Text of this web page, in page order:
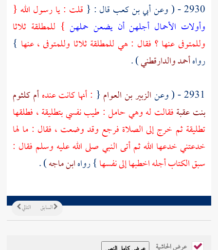
2930 - ( وعن
أبي بن كعب قال : { قلت : يا رسول الله {
وأولات الأحمال أجلهن أن يضعن حملهن } للمطلقة ثلاثا
وللمتوفى عنها ؟ فقال : هي للمطلقة ثلاثا وللمتوفى ، عنها }
رواهأحمدوالدارقطني) .
2931 - ( وعن
الزبير بن العوام { : أنها كانت عندهأم كلثوم
بنت عقبةفقالت له وهي حامل : طيب نفسي بتطليقة ، فطلقها
تطليقة ثم خرج إلى الصلاة فرجع وقد وضعت ، فقال : ما لها
خدعتني خدعها الله ثم أتى النبي صلى الله عليه وسلم فقال :
سبق الكتاب أجله اخطبها إلى نفسها} رواهابن ماجه) .
التالي السابق
عرض الحاشية